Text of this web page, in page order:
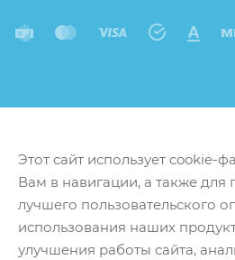
Этот сайт использует cookie-
Вам в навигации, а также для
лучшего пользовательского
использования наших
улучшения работы сайта,